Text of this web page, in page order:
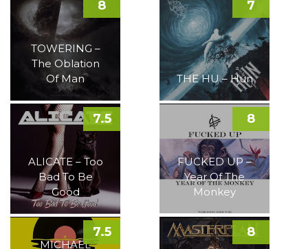
TOWERING –
The Oblation
Of Man
8
THE HU – Hun
7
ALICATE – Too
Bad To Be
Good
7.5
FUCKED UP –
Year Of The
Monkey
8
MICHAEL
7.5 8